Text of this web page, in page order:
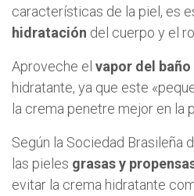
características de la piel, es
hidratación del cuerpo y el
Aproveche el vapor del baño
hidratante, ya que este
la crema penetre mejor en la
Según la Sociedad Brasileña
las pieles grasas y
evitar la crema hidratante